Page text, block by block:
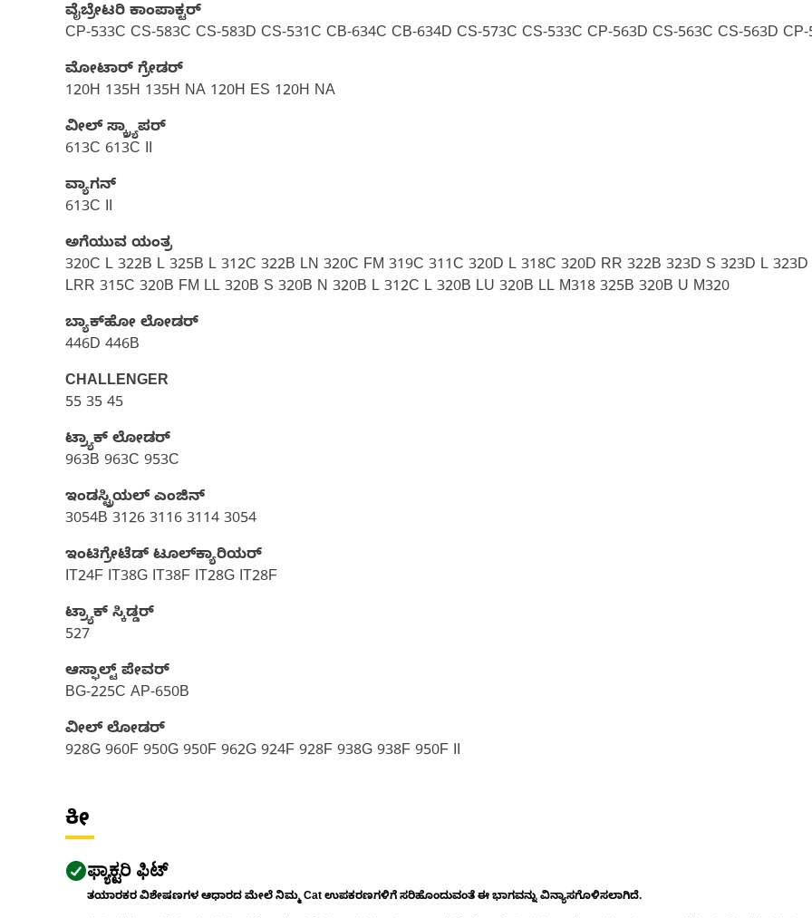
ವೈಬ್ರೇಟರಿ ಕಾಂಪಾಕ್ಟರ್‌
CP-533C CS-583C CS-583D CS-531C CB-634C CB-634D CS-573C CS-533C CP-563D CS-563C CS-563D
ಮೋಟಾರ್ ಗ್ರೇಡರ್
120H 135H 135H NA 120H ES 120H NA
ವೀಲ್ ಸ್ಕ್ರ್ಯಾಪರ್
613C 613C II
ವ್ಯಾಗನ್
613C II
ಅಗೆಯುವ ಯಂತ್ರ
320C L 322B L 325B L 312C 322B LN 320C FM 319C 311C 320D L 318C 320D RR 322B 323D S 323D L
LRR 315C 320B FM LL 320B S 320B N 320B L 312C L 320B LU 320B LL M318 325B 320B U M320
ಬ್ಯಾಕ್‌ಹೋ ಲೋಡರ್
446D 446B
CHALLENGER
55 35 45
ಟ್ರ್ಯಾಕ್ ಲೋಡರ್
963B 963C 953C
ಇಂಡಸ್ಟ್ರಿಯಲ್ ಎಂಜಿನ್
3054B 3126 3116 3114 3054
ಇಂಟಿಗ್ರೇಟೆಡ್ ಟೂಲ್‌ಕ್ಯಾರಿಯರ್‌
IT24F IT38G IT38F IT28G IT28F
ಟ್ರ್ಯಾಕ್ ಸ್ಕಿಡ್ಡರ್
527
ಆಸ್ಫಾಲ್ಟ್ ಪೇವರ್‍
BG-225C AP-650B
ವೀಲ್ ಲೋಡರ್
928G 960F 950G 950F 962G 924F 928F 938G 938F 950F II
ಕೀ
ಫ್ಯಾಕ್ಟರಿ ಫಿಟ್
ತಯಾರಕರ ವಿಶೇಷಣಗಳ ಆಧಾರದ ಮೇಲೆ ನಿಮ್ಮ Cat ಉಪಕರಣಗಳಿಗೆ ಸರಿಹೊಂದುವಂತೆ ಈ ಭಾಗವನ್ನು ವಿನ್ಯಾಸಗೊಳಿಸಲಾಗಿದೆ.